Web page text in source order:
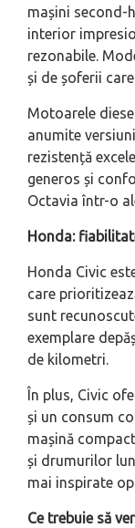
mașini second-
interior
rezonabile.
și de șoferii
Motoarele
anumite
rezistență
generos și
Octavia într-o
Honda:
Honda Civic
care
sunt
exemplare
de kilometri.
În plus, Civic
și un consum
mașină
și drumurilor
mai inspirate
Ce trebuie să